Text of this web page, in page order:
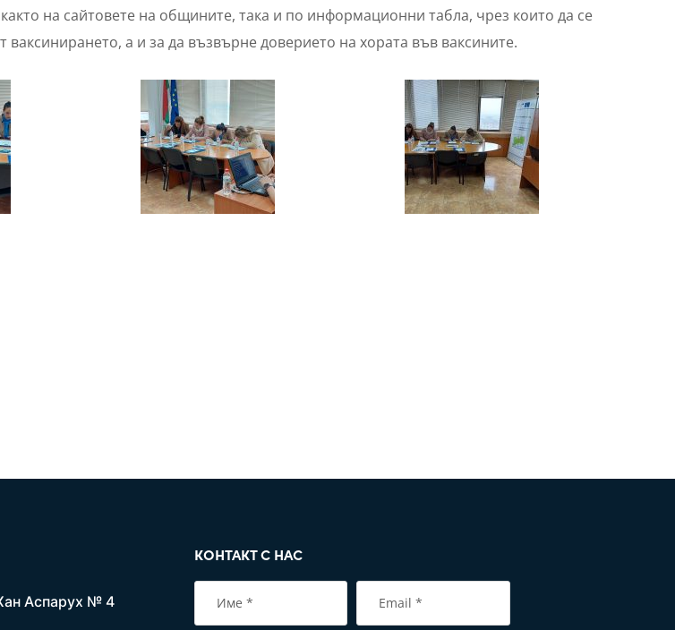
на сайтовете на общините, така и по информационни табла, чрез които да се
ваксинирането, а и за да възвърне доверието на хората във ваксините.
Аспарух № 4
КОНТАКТ С НАС